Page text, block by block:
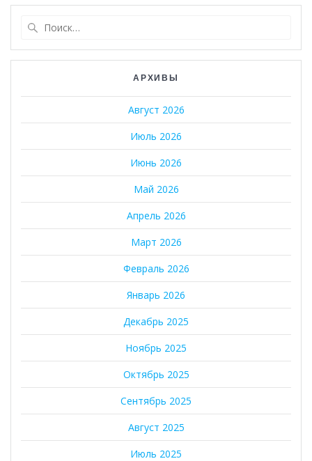
АРХИВЫ
Август 2026
Июль 2026
Июнь 2026
Май 2026
Апрель 2026
Март 2026
Февраль 2026
Январь 2026
Декабрь 2025
Ноябрь 2025
Октябрь 2025
Сентябрь 2025
Август 2025
Июль 2025